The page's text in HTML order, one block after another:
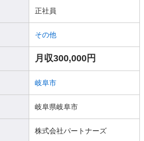
正社員
その他
月収300,000円
岐阜市
岐阜県岐阜市
株式会社パートナーズ